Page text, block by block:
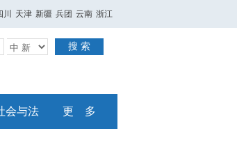
川 天津 新疆 兵团 云南 浙江
搜 索
会与法 更 多